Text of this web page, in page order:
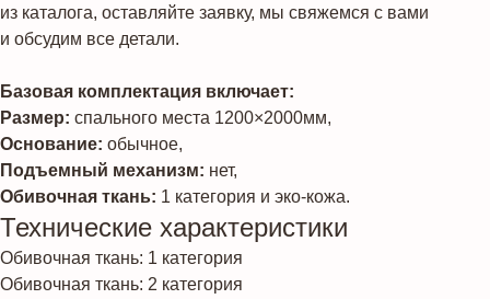
из каталога, оставляйте заявку, мы свяжемся с вами
и обсудим все детали.
Базовая комплектация включает:
Размер: спального места 1200×2000мм,
Основание: обычное,
Подъемный механизм: нет,
Обивочная ткань: 1 категория и эко-кожа.
Технические характеристики
Обивочная ткань: 1 категория
Обивочная ткань: 2 категория